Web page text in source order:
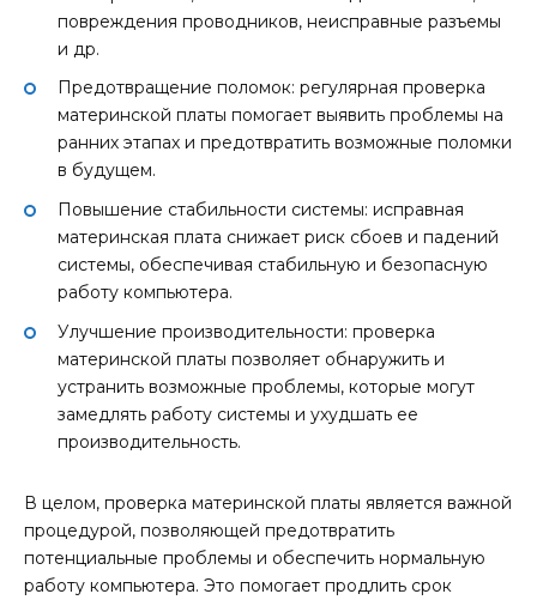
повреждения проводников, неисправные разъемы
и др.
Предотвращение поломок: регулярная проверка
материнской платы помогает выявить проблемы на
ранних этапах и предотвратить возможные поломки
в будущем.
Повышение стабильности системы: исправная
материнская плата снижает риск сбоев и падений
системы, обеспечивая стабильную и безопасную
работу компьютера.
Улучшение производительности: проверка
материнской платы позволяет обнаружить и
устранить возможные проблемы, которые могут
замедлять работу системы и ухудшать ее
производительность.
В целом, проверка материнской платы является важной
процедурой, позволяющей предотвратить
потенциальные проблемы и обеспечить нормальную
работу компьютера. Это помогает продлить срок